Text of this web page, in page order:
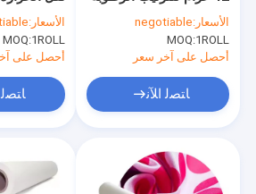
المنتجات
100m
الأسعار:
MOQ:1ROLL
أحصل على
الأسعار:negotiable
MOQ:1ROLL
أحصل على آخر سعر
ﺎﺘﺼﻟ ﺍﻶﻧ